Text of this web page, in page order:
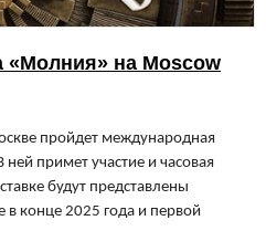
«Молния» на Moscow
пройдет международная
примет участие и часовая
будут представлены
конце 2025 года и первой